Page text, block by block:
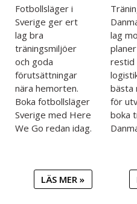
Fotbollsläger i
Sverige ger ert
lag bra
träningsmiljöer
och goda
förutsättningar
nära hemorten.
Boka fotbollsläger
Sverige med Here
We Go redan idag.
LÄS MER »
lag
restid
bästa
för
boka